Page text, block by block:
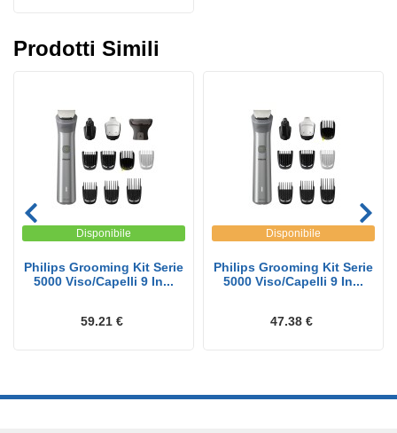
Prodotti Simili
Disponibile
Philips Grooming Kit Serie
5000 Viso/Capelli 9 In...
59.21 €
Disponibile
Philips Grooming Kit Serie
5000 Viso/Capelli 9 In...
47.38 €